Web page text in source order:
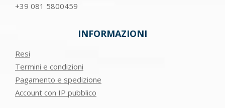
+39 081 5800459
INFORMAZIONI
Resi
Termini e condizioni
Pagamento e spedizione
Account con IP pubblico